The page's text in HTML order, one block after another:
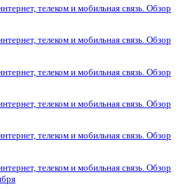
телеком и мобильная связь. Обзор
телеком и мобильная связь. Обзор
телеком и мобильная связь. Обзор
телеком и мобильная связь. Обзор
телеком и мобильная связь. Обзор
телеком и мобильная связь. Обзор